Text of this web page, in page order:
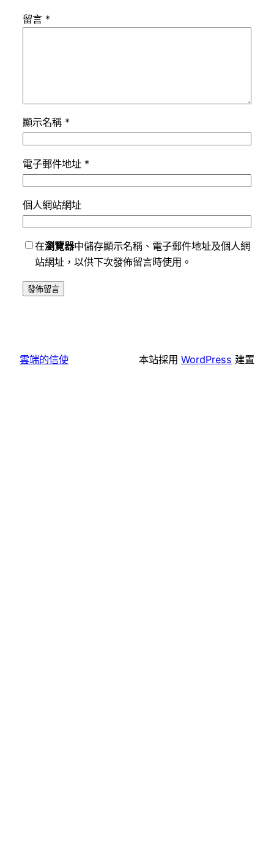
留言 *
顯示名稱 *
電子郵件地址 *
個人網站網址
在瀏覽器中儲存顯示名稱、電子郵件地址及個人網
站網址，以供下次發佈留言時使用。
雲端的信使 本站採用 WordPress 建置